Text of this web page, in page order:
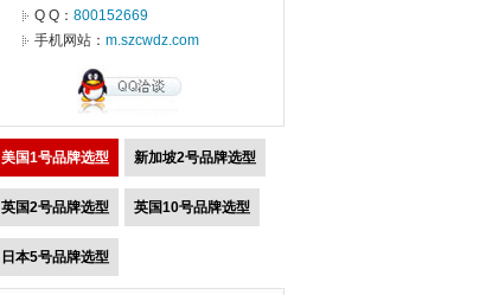
Q Q： 800152669
手机网站： m.szcwdz.com
美国1号品牌选型 新加坡2号品牌选型
英国2号品牌选型 英国10号品牌选型
日本5号品牌选型